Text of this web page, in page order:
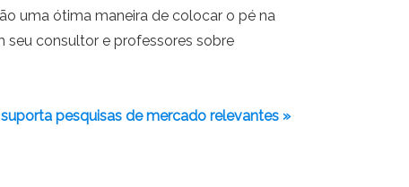
uma ótima maneira de colocar o pé na
consultor e professores sobre
pesquisas de mercado relevantes »